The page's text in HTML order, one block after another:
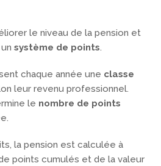
le niveau de la pension et
unsystème de points.
chaque année une classe
leur revenu professionnel.
le nombre de points
la pension est calculée à
points cumulés et de la valeur